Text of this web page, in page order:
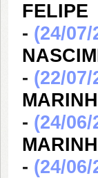
FELIPE
- (24/07/
- (22/07/
- (24/06/
- (24/06/